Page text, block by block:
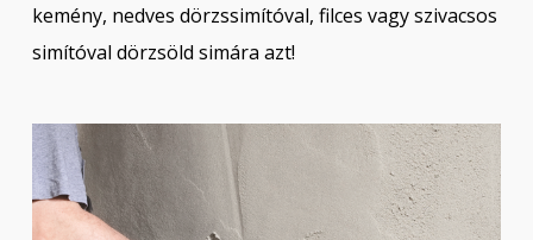
kemény, nedves dörzssimítóval, filces vagy szivacsos
simítóval dörzsöld simára azt!